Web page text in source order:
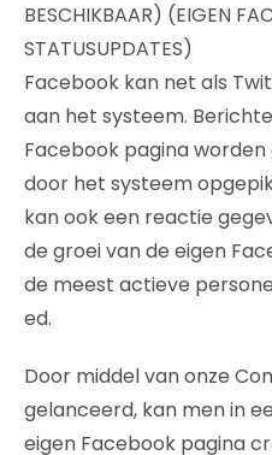
BESCHIKBAAR) (EIGEN
STATUSUPDATES)
Facebook kan net als
aan het systeem.
Facebook pagina
door het systeem
kan ook een reactie
de groei van de eigen
de meest actieve
ed.
Door middel van onze
gelanceerd, kan men in
eigen Facebook pagina